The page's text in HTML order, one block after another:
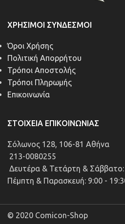
ΧΡΉΣΙΜΟΙ ΣΎΝΔΕΣΜΟΙ
Όροι Χρήσης
Πολιτική Απορρήτου
Τρόποι Αποστολής
Τρόποι Πληρωμής
Επικοινωνία
ΣΤΟΙΧΕΊΑ ΕΠΙΚΟΙΝΩΝΊΑΣ
Σόλωνος 128, 106-81 Αθήνα
213-0080255
Δευτέρα & Τετάρτη & Σάββατο:
Πέμπτη & Παρασκευή: 9:00 -
© 2020 Comicon-Shop